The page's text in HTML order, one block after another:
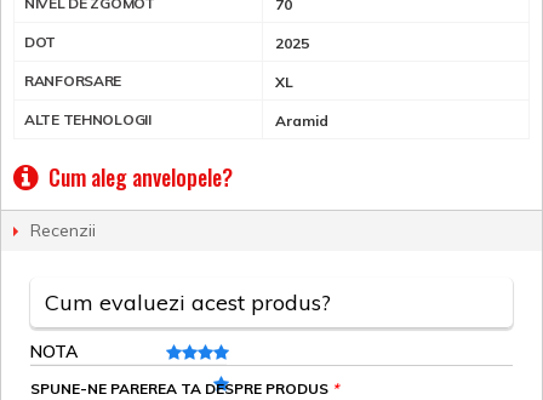
70
DOT 2025
RANFORSARE XL
ALTE TEHNOLOGII Aramid
Cum aleg anvelopele?
Recenzii
Cum evaluezi acest produs?
NOTA
*
SPUNE-NE PAREREA TA DESPRE PRODUS